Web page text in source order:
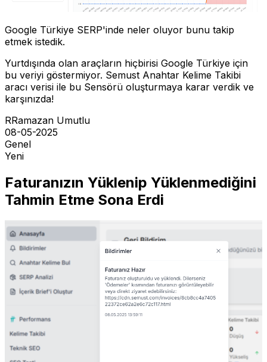
Google Türkiye SERP'inde neler oluyor bunu takip
etmek istedik.
Yurtdışında olan araçların hiçbirisi Google Türkiye için
bu veriyi göstermiyor. Semust Anahtar Kelime Takibi
aracı verisi ile bu Sensörü oluşturmaya karar verdik ve
karşınızda!
RRamazan Umutlu
08-05-2025
Genel
Yeni
Faturanızın Yüklenip Yüklenmediğini
Tahmin Etme Sona Erdi